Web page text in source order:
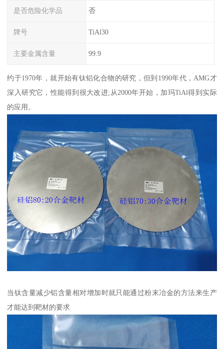
是否危险化学品 否
牌号 TiAl30
主要金属含量 99.9
约于1970年，就开始有钛铝化合物的研究，但到1990年代，AMG才
深入研究它，性能得到很大改进;从2000年开始，加玛TiAl得到实际
的应用。
当钛含量减少铝含量相对增加时就只能通过粉末冶金的方法来生产
才能达到靶材的要求